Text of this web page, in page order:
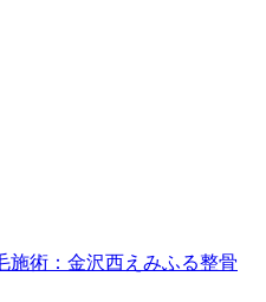
施術：金沢西えみふる整骨